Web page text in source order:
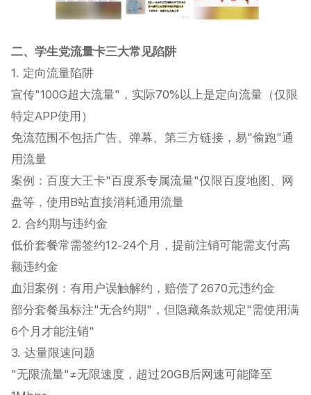
二、学生党流量卡三大常见陷阱
1. 定向流量陷阱
宣传"100G超大流量"，实际70%以上是定向流量（仅限
特定APP使用）‌
免流范围不包括广告、弹幕、第三方链接，易"偷跑"通
用流量‌
案例：百度大王卡"百度系专属流量"仅限百度地图、网
盘等，使用B站直接消耗通用流量‌
2. 合约期与违约金
低价套餐常需签约12-24个月，提前注销可能需支付高
额违约金‌
血泪案例：有用户误触解约，赔偿了2670元违约金‌
部分套餐虽标注"无合约期"，但隐藏条款规定"需使用满
6个月才能注销"‌
3. 达量限速问题
"无限流量"≠无限速度，超过20GB后网速可能降至